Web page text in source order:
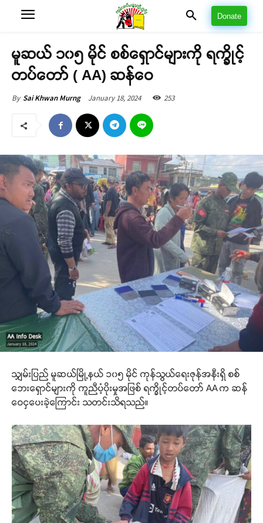
Donate
မူဆယ် ၁၀၅ မိုင် စစ်ရှောင်များကို ရက္ခိုင့်
တပ်တော် ( AA) ဆန်ဝေ
By Sai Khwan Murng January 18, 2024 253
သျှမ်းပြည် မူဆယ်မြို့နယ် ၁၀၅ မိုင် ကုန်သွယ်ရေးဇုန်အနီးရှိ စစ်
ဘေးရှောင်များကို ကူညီပံ့ပိုးမှုအဖြစ် ရက္ခိုင့်တပ်တော် AA က ဆန်
ဝေငှပေးခဲ့ကြောင်း သတင်းသိရသည်။